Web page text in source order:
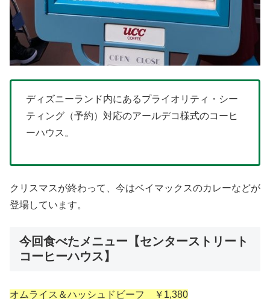
ディズニーランド内にあるプライオリティ・シー
ティング（予約）対応のアールデコ様式のコーヒ
ーハウス。
クリスマスが終わって、今はベイマックスのカレーなどが
登場しています。
今回食べたメニュー【センターストリート
コーヒーハウス】
オムライス＆ハッシュドビーフ ￥1,380